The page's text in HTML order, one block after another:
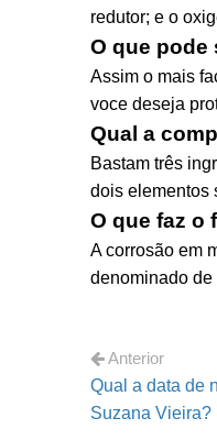
redutor; e o
O que pode
Assim o mais
voce deseja
Qual a
Bastam três
dois elementos
O que faz o
A corrosão em
denominado de
Anterior
Qual a data de
Suzana Vieira?